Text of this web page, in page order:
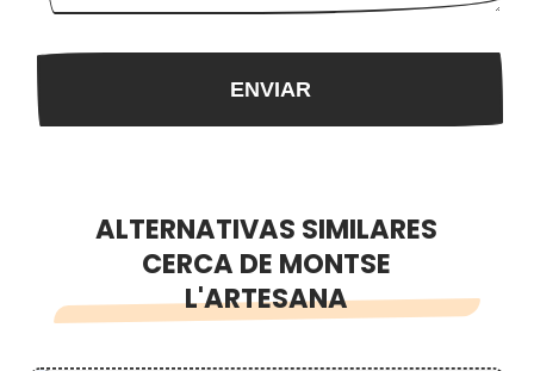
ALTERNATIVAS SIMILARES
CERCA DE MONTSE
L'ARTESANA